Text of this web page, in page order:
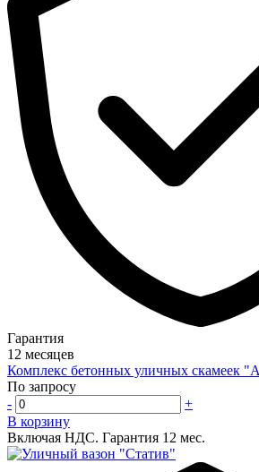
Гарантия
12 месяцев
Комплекс бетонных уличных скамеек
По запросу
-
+
В корзину
Включая НДС. Гарантия 12 мес.